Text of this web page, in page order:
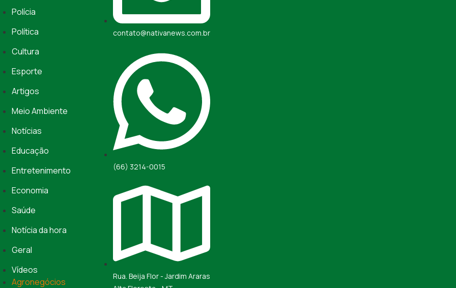
Polícia
Política
Cultura
Esporte
Artigos
Meio Ambiente
Notícias
Educação
Entretenimento
Economia
Saúde
Notícia da hora
Geral
Vídeos
Agronegócios
contato@nativanews.com.br
(66) 3214-0015
Rua. Beija Flor - Jardim Araras